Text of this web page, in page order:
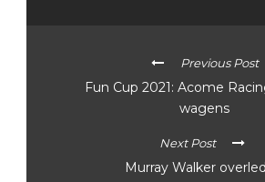
Previous Post
Fun Cup 2021: Acome
wagens
Next Post
Murray Walker